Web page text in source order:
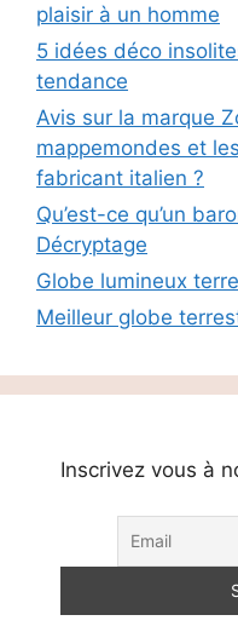
plaisir à un homme
5 idées déco
tendance
Avis sur la marque
mappemondes et
fabricant italien ?
Qu’est-ce qu’un
Décryptage
Globe lumineux
Meilleur globe
Inscrivez vous à